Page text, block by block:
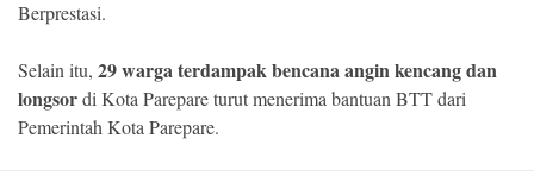
Berprestasi.
Selain itu, 29 warga terdampak bencana angin kencang dan
longsordi Kota Parepare turut menerima bantuan BTT dari
Pemerintah Kota Parepare.